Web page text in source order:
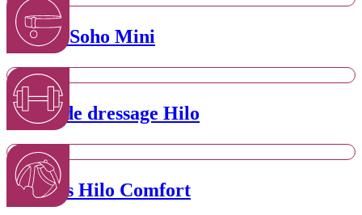
Collier Soho Mini
Laisse de dressage Hilo
Harnais Hilo Comfort